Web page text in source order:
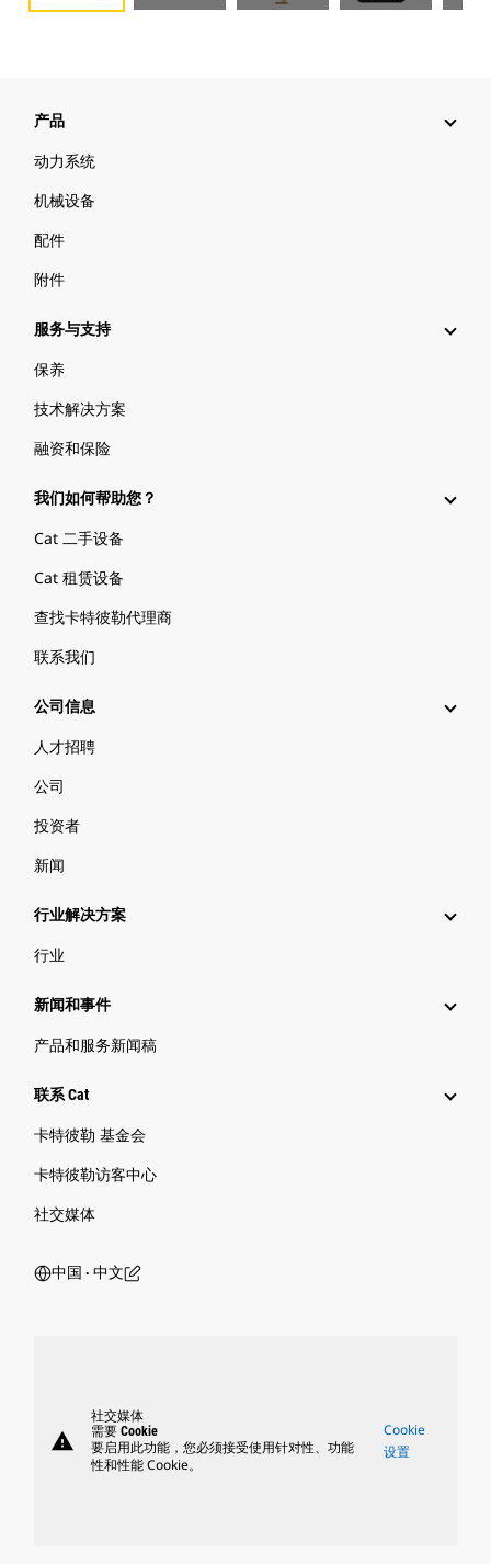
产品
动力系统
机械设备
配件
附件
服务与支持
保养
技术解决方案
融资和保险
我们如何帮助您？
Cat 二手设备
Cat 租赁设备
查找卡特彼勒代理商
联系我们
公司信息
人才招聘
公司
投资者
新闻
行业解决方案
行业
新闻和事件
产品和服务新闻稿
联系 Cat
卡特彼勒 基金会
卡特彼勒访客中心
社交媒体
中国 ‧ 中文
warning
社交媒体
需要 Cookie
要启用此功能，您必须接受使用针对性、功能
性和性能 Cookie。
Cookie
设置